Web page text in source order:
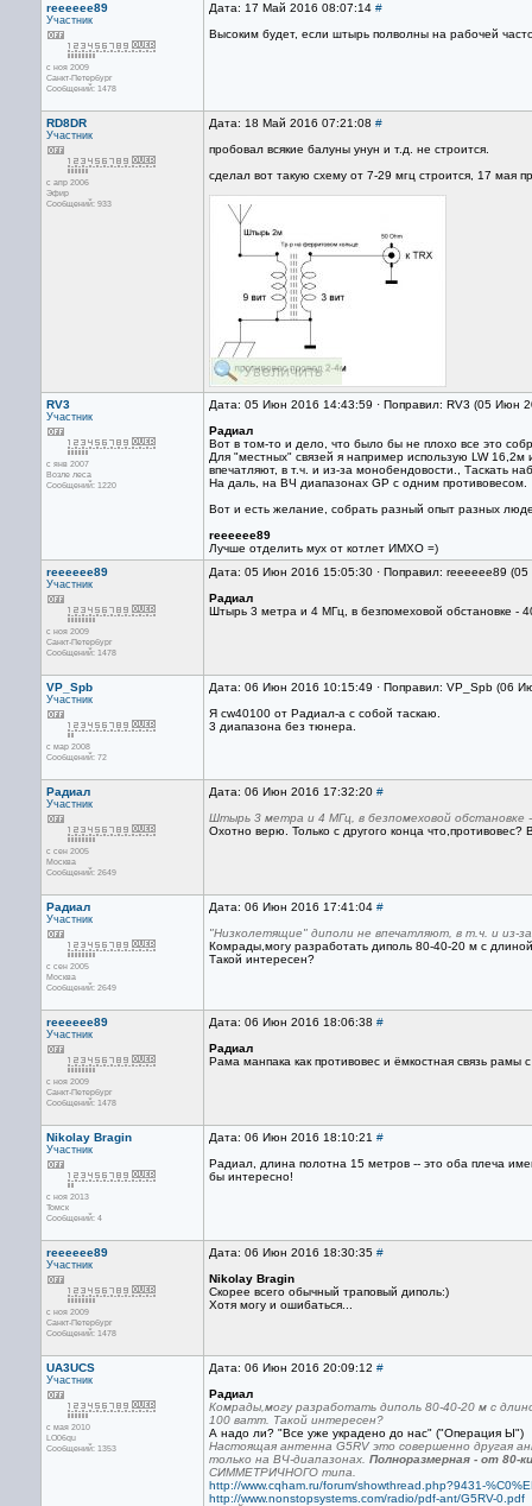
reeeeee89
Участник
с ноя 2009
Санкт-Петербург
Сообщений: 1478
Дата: 17 Май 2016 08:07:14 #
Высоким будет, если штырь полволны на рабочей
RD8DR
Участник
с апр 2006
Эфир
Сообщений: 933
Дата: 18 Май 2016 07:21:08 #
пробовал всякие балуны унун и т.д. не строится.
сделал вот такую схему от 7-29 мгц строится, 17 мая
RV3
Участник
с янв 2007
Возле леса
Сообщений: 1220
Дата: 05 Июн 2016 14:43:59 · Поправил: RV3 (05 Июн
Радиал
Вот в том-то и дело, что было бы не плохо все это
Для "местных" связей я например использую LW
впечатляют, в т.ч. и из-за монобендовости., Таскать
На даль, на ВЧ диапазонах GP с одним противовесом.
Вот и есть желание, собрать разный опыт разных
reeeeee89
Лучше отделить мух от котлет ИМХО =)
reeeeee89
Участник
с ноя 2009
Санкт-Петербург
Сообщений: 1478
Дата: 05 Июн 2016 15:05:30 · Поправил: reeeeee89
Радиал
Штырь 3 метра и 4 МГц, в безпомеховой обстановке -
VP_Spb
Участник
с мар 2008
Сообщений: 72
Дата: 06 Июн 2016 10:15:49 · Поправил: VP_Spb (06
Я cw40100 от Радиал-а с собой таскаю.
3 диапазона без тюнера.
Радиал
Участник
с сен 2005
Москва
Сообщений: 2649
Дата: 06 Июн 2016 17:32:20 #
Штырь 3 метра и 4 МГц, в безпомеховой обстановке
Охотно верю. Только с другого конца что,противовес?
Радиал
Участник
с сен 2005
Москва
Сообщений: 2649
Дата: 06 Июн 2016 17:41:04 #
"Низколетящие" диполи не впечатляют, в т.ч. и из-
Комрады,могу разработать диполь 80-40-20 м с
Такой интересен?
reeeeee89
Участник
с ноя 2009
Санкт-Петербург
Сообщений: 1478
Дата: 06 Июн 2016 18:06:38 #
Радиал
Рама манпака как противовес и ёмкостная связь
Nikolay Bragin
Участник
с ноя 2013
Томск
Сообщений: 4
Дата: 06 Июн 2016 18:10:21 #
Радиал, длина полотна 15 метров -- это оба плеча
бы интересно!
reeeeee89
Участник
с ноя 2009
Санкт-Петербург
Сообщений: 1478
Дата: 06 Июн 2016 18:30:35 #
Nikolay Bragin
Скорее всего обычный траповый диполь:)
Хотя могу и ошибаться...
UA3UCS
Участник
с мая 2010
LO06qu
Сообщений: 1353
Дата: 06 Июн 2016 20:09:12 #
Радиал
Комрады,могу разработать диполь 80-40-20 м с
100 ватт. Такой интересен?
А надо ли? "Все уже украдено до нас" ("Операция Ы")
Настоящая антенна G5RV это совершенно другая
только на ВЧ-диапазонах. Полноразмерная - от 80-
СИММЕТРИЧНОГО типа.
http://www.cqham.ru/forum/showthread.php?9431-
http://www.nonstopsystems.com/radio/pdf-ant/G5RV-0.pdf